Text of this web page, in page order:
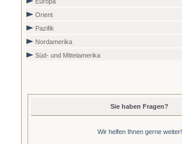
Orient
Pazifik
Nordamerika
Süd- und Mittelamerika
Sie haben Fragen?
Wir helfen Ihnen gerne weiter!